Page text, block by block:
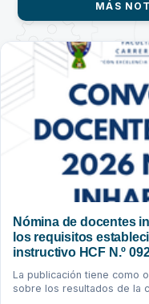
MÁS
Nómina de docentes
los requisitos
instructivo HCF N.º
La publicación tiene como
sobre los resultados de la